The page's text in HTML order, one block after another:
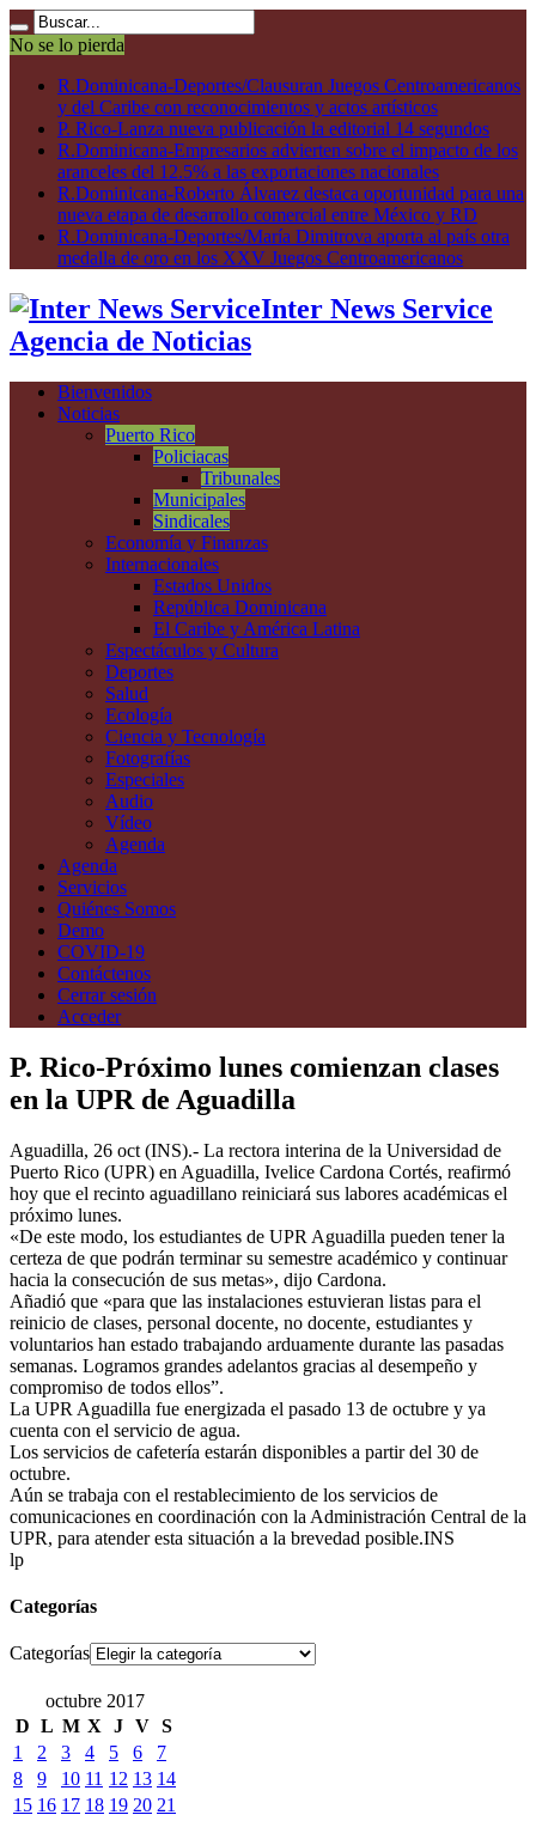
No se lo pierda
R.Dominicana-Deportes/Clausuran Juegos Centroamericanos
y del Caribe con reconocimientos y actos artísticos
P. Rico-Lanza nueva publicación la editorial 14 segundos
R.Dominicana-Empresarios advierten sobre el impacto de los
aranceles del 12.5% a las exportaciones nacionales
R.Dominicana-Roberto Álvarez destaca oportunidad para una
nueva etapa de desarrollo comercial entre México y RD
R.Dominicana-Deportes/María Dimitrova aporta al país otra
medalla de oro en los XXV Juegos Centroamericanos
Inter News Service
Agencia de Noticias
Bienvenidos
Noticias
Puerto Rico
Policiacas
Tribunales
Municipales
Sindicales
Economía y Finanzas
Internacionales
Estados Unidos
República Dominicana
El Caribe y América Latina
Espectáculos y Cultura
Deportes
Salud
Ecología
Ciencia y Tecnología
Fotografías
Especiales
Audio
Vídeo
Agenda
Agenda
Servicios
Quiénes Somos
Demo
COVID-19
Contáctenos
Cerrar sesión
Acceder
P. Rico-Próximo lunes comienzan clases
en la UPR de Aguadilla
Aguadilla, 26 oct (INS).- La rectora interina de la Universidad de
Puerto Rico (UPR) en Aguadilla, Ivelice Cardona Cortés, reafirmó
hoy que el recinto aguadillano reiniciará sus labores académicas el
próximo lunes.
«De este modo, los estudiantes de UPR Aguadilla pueden tener la
certeza de que podrán terminar su semestre académico y continuar
hacia la consecución de sus metas», dijo Cardona.
Añadió que «para que las instalaciones estuvieran listas para el
reinicio de clases, personal docente, no docente, estudiantes y
voluntarios han estado trabajando arduamente durante las pasadas
semanas. Logramos grandes adelantos gracias al desempeño y
compromiso de todos ellos”.
La UPR Aguadilla fue energizada el pasado 13 de octubre y ya
cuenta con el servicio de agua.
Los servicios de cafetería estarán disponibles a partir del 30 de
octubre.
Aún se trabaja con el restablecimiento de los servicios de
comunicaciones en coordinación con la Administración Central de la
UPR, para atender esta situación a la brevedad posible.INS
lp
Categorías
Categorías
octubre 2017
D L M X J V S
1
2 3 4 5 6
7
8
9 10 11 12 13 14
15 16 17 18 19 20 21